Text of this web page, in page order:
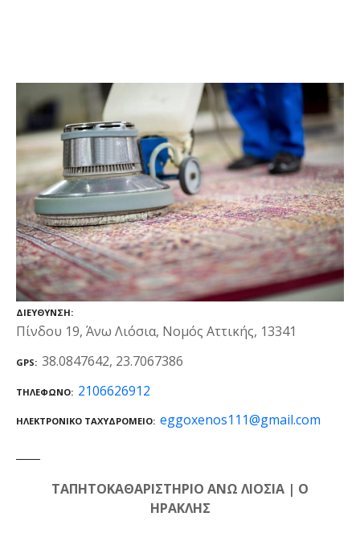
ΔΙΕΎΘΥΝΣΗ
Πίνδου 19, Άνω Λιόσια, Νομός Αττικής, 13341
GPS 38.0847642, 23.7067386
ΤΗΛΈΦΩΝΟ 2106626912
ΗΛΕΚΤΡΟΝΙΚΌ ΤΑΧΥΔΡΟΜΕΊΟ eggoxenos111@gmail.com
ΤΑΠΗΤΟΚΑΘΑΡΙΣΤΗΡΙΟ ΑΝΩ ΛΙΟΣΙΑ | Ο
ΗΡΑΚΛΗΣ